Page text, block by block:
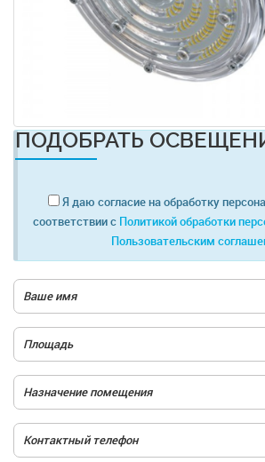
ПОДОБРАТЬ
Я даю согласие на обработку
соответствии с Политикой обработки
Пользовательским